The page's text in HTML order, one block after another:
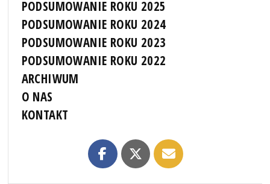
PODSUMOWANIE ROKU 2025
PODSUMOWANIE ROKU 2024
PODSUMOWANIE ROKU 2023
PODSUMOWANIE ROKU 2022
ARCHIWUM
O NAS
KONTAKT